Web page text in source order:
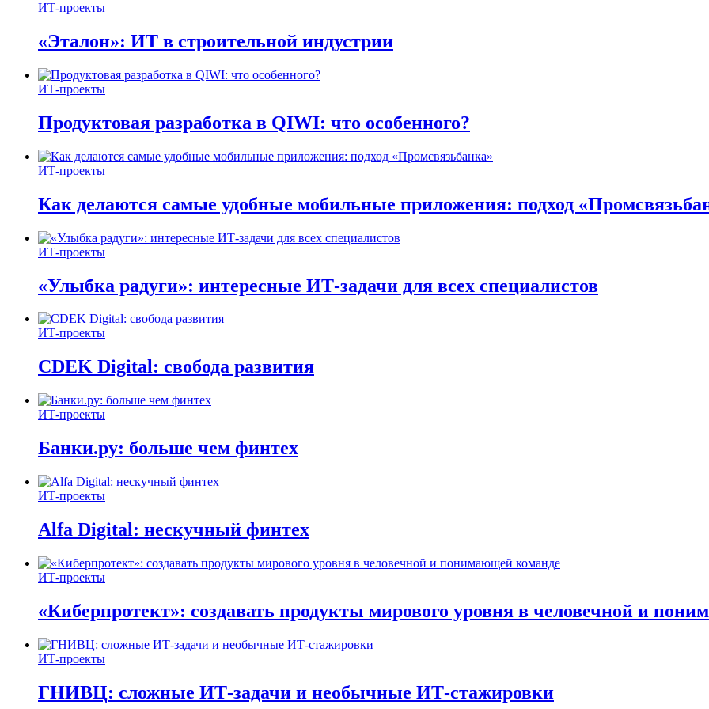
ИТ-проекты
«Эталон»: ИТ в строительной индустрии
ИТ-проекты
Продуктовая разработка в QIWI: что особенного?
ИТ-проекты
Как делаются самые удобные мобильные приложения: подход
ИТ-проекты
«Улыбка радуги»: интересные ИТ-задачи для всех специалистов
ИТ-проекты
CDEK Digital: свобода развития
ИТ-проекты
Банки.ру: больше чем финтех
ИТ-проекты
Alfa Digital: нескучный финтех
ИТ-проекты
«Киберпротект»: создавать продукты мирового уровня в человечной и
ИТ-проекты
ГНИВЦ: сложные ИТ‑задачи и необычные ИТ‑стажировки